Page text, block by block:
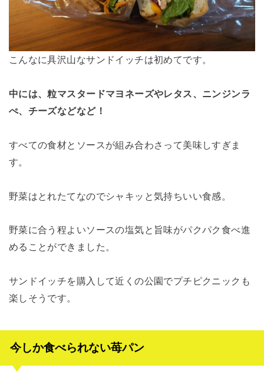
こんなに具沢山なサンドイッチは初めてです。
中には、粒マスタードマヨネーズやレタス、ニンジンラ
ぺ、チーズなどなど！
すべての食材とソースが組み合わさって美味しすぎま
す。
野菜はとれたてなのでシャキッと気持ちいい食感。
野菜に合う程よいソースの塩気と旨味がパクパク食べ進
めることができました。
サンドイッチを購入して近くの公園でプチピクニックも
楽しそうです。
今しか食べられない苺パン